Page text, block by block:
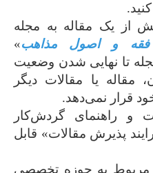
از یک مقاله به مجله
فقه و اصول مذاهب»
تا نهایی شدن وضعیت
مقاله یا مقالات دیگر
قرار نمی‌دهد.
و راهنمای گردش‌کار
پذیرش مقالات» قابل
مربوط به حوزه تخصصی